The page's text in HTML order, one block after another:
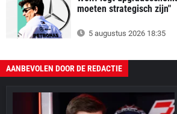
moeten strategisch zijn"
5 augustus 2026 18:35
AANBEVOLEN DOOR DE REDACTIE